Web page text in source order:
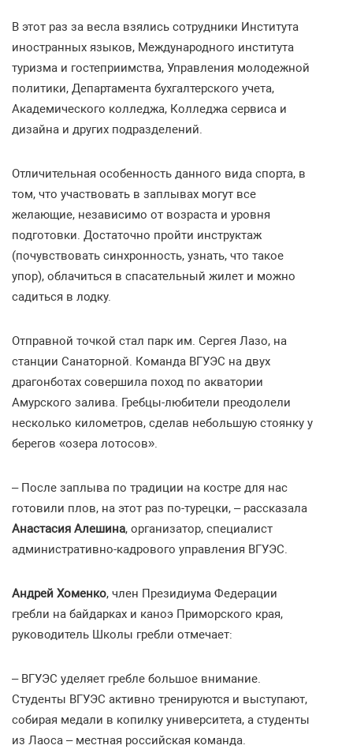
В этот раз за весла взялись сотрудники Института
иностранных языков, Международного института
туризма и гостеприимства, Управления молодежной
политики, Департамента бухгалтерского учета,
Академического колледжа, Колледжа сервиса и
дизайна и других подразделений.
Отличительная особенность данного вида спорта, в
том, что участвовать в заплывах могут все
желающие, независимо от возраста и уровня
подготовки. Достаточно пройти инструктаж
(почувствовать синхронность, узнать, что такое
упор), облачиться в спасательный жилет и можно
садиться в лодку.
Отправной точкой стал парк им. Сергея Лазо, на
станции Санаторной. Команда ВГУЭС на двух
драгонботах совершила поход по акватории
Амурского залива. Гребцы-любители преодолели
несколько километров, сделав небольшую стоянку у
берегов «озера лотосов».
– После заплыва по традиции на костре для нас
готовили плов, на этот раз по-турецки, – рассказала
Анастасия Алешина, организатор, специалист
административно-кадрового управления ВГУЭС.
Андрей Хоменко, член Президиума Федерации
гребли на байдарках и каноэ Приморского края,
руководитель Школы гребли отмечает:
– ВГУЭС уделяет гребле большое внимание.
Студенты ВГУЭС активно тренируются и выступают,
собирая медали в копилку университета, а студенты
из Лаоса – местная российская команда.